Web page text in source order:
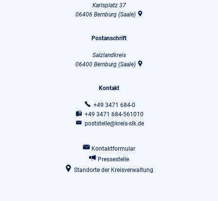
Karlsplatz 37
06406 Bernburg (Saale)
Postanschrift
Salzlandkreis
06400 Bernburg (Saale)
Kontakt
+49 3471 684-0
+49 3471 684-561010
poststelle@kreis-slk.de
Kontaktformular
Pressestelle
Standorte der Kreisverwaltung